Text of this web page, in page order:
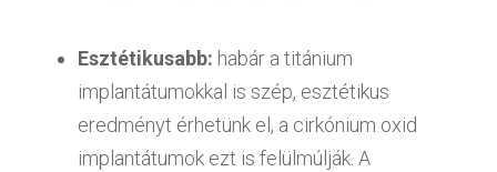
Esztétikusabb: habár a titánium
implantátumokkal is szép, esztétikus
eredményt érhetünk el, a cirkónium oxid
implantátumok ezt is felülmúlják. A